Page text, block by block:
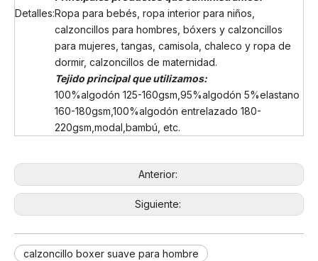
Detalles:Ropa para bebés, ropa interior para niños,
calzoncillos para hombres, bóxers y calzoncillos
para mujeres, tangas, camisola, chaleco y ropa de
dormir, calzoncillos de maternidad.
Tejido principal que utilizamos:
100%algodón 125-160gsm,95%algodón 5%elastano
160-180gsm,100%algodón entrelazado 180-
220gsm,modal,bambú, etc.
Anterior:
Siguiente:
calzoncillo boxer suave para hombre